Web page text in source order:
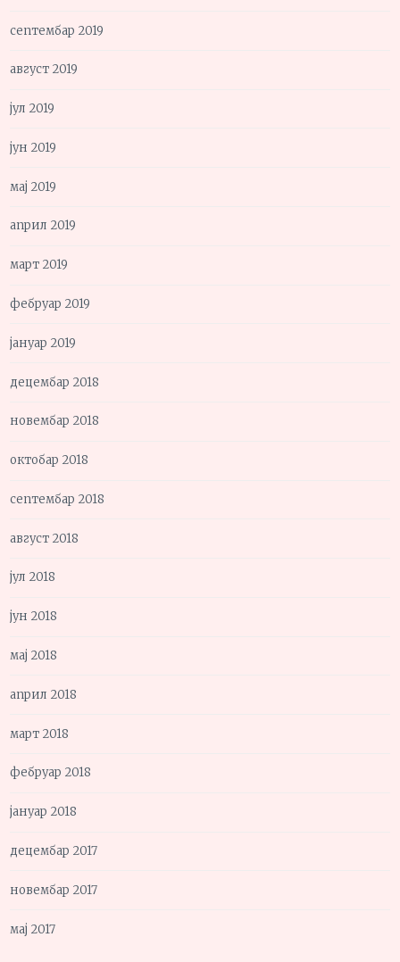
септембар 2019
август 2019
јул 2019
јун 2019
мај 2019
април 2019
март 2019
фебруар 2019
јануар 2019
децембар 2018
новембар 2018
октобар 2018
септембар 2018
август 2018
јул 2018
јун 2018
мај 2018
април 2018
март 2018
фебруар 2018
јануар 2018
децембар 2017
новембар 2017
мај 2017